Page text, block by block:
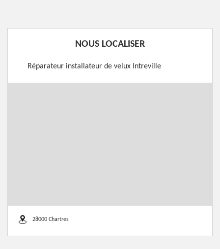
NOUS LOCALISER
Réparateur installateur de velux Intreville
28000 Chartres